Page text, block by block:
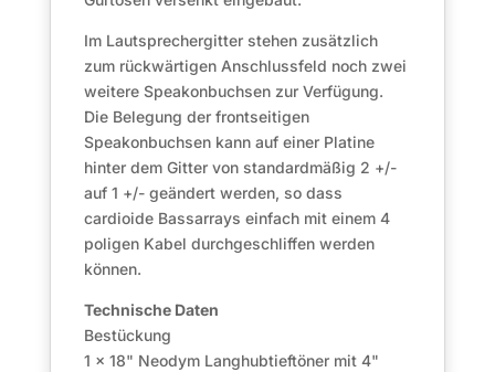
Im Lautsprechergitter stehen zusätzlich
zum rückwärtigen Anschlussfeld noch zwei
weitere Speakonbuchsen zur Verfügung.
Die Belegung der frontseitigen
Speakonbuchsen kann auf einer Platine
hinter dem Gitter von standardmäßig 2 +/-
auf 1 +/- geändert werden, so dass
cardioide Bassarrays einfach mit einem 4
poligen Kabel durchgeschliffen werden
können.
Technische Daten
Bestückung
1 x 18" Neodym Langhubtieftöner mit 4"